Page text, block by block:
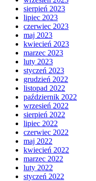
sierpień 2023
lipiec 2023
czerwiec 2023
maj 2023
kwiecień 2023
marzec 2023
luty 2023
styczeń 2023
grudzień 2022
listopad 2022
październik 2022
wrzesień 2022
sierpień 2022
lipiec 2022
czerwiec 2022
maj 2022
kwiecień 2022
marzec 2022
luty 2022
styczeń 2022